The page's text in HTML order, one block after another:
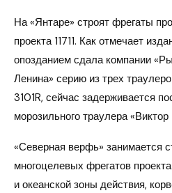
На «Янтаре» строят фрегаты
проекта 11711. Как отмечает
опозданием сдала компании
Ленина» серию из трех
3101R, сейчас задерживается
морозильного траулера «Виктор
«Северная верфь» занимается
многоцелевых фрегатов
и океанской зоны действия,